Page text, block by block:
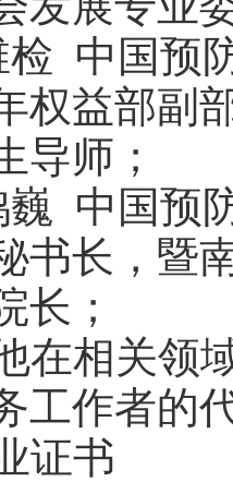
检 中国预
权益部副
导师；
巍 中国预
书长，暨
长；
在相关领
工作者的
证书